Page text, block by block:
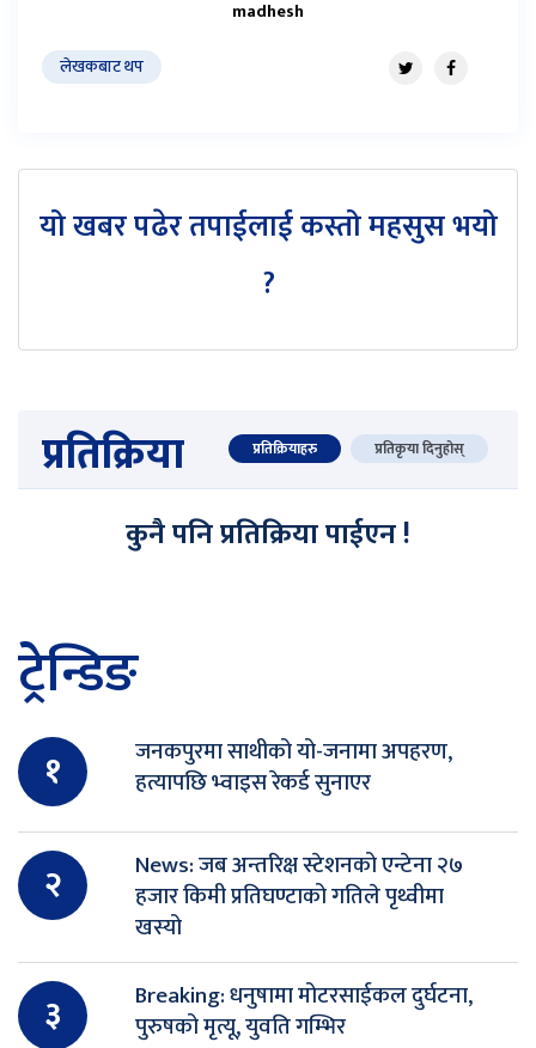
madhesh
लेखकबाट थप
यो खबर पढेर तपाईलाई कस्तो महसुस भयो
?
प्रतिक्रिया प्रतिक्रियाहरु प्रतिकृया दिनुहोस्
कुनै पनि प्रतिक्रिया पाईएन !
ट्रेन्डिङ
१
जनकपुरमा साथीको यो-जनामा अपहरण,
हत्यापछि भ्वाइस रेकर्ड सुनाएर
२
News: जब अन्तरिक्ष स्टेशनको एन्टेना २७
हजार किमी प्रतिघण्टाको गतिले पृथ्वीमा
खस्यो
३
Breaking: धनुषामा मोटरसाईकल दुर्घटना,
पुरुषको मृत्यू, युवति गम्भिर